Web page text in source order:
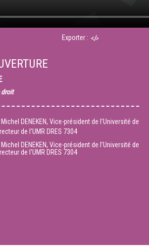
Exporter :
droit
DENEKEN, Vice-président de l’Université de
de l’UMR DRES 7304
DENEKEN, Vice-président de l’Université de
de l’UMR DRES 7304